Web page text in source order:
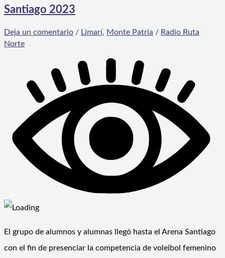
Santiago 2023
Deja un comentario / Limarí, Monte Patria / Radio Ruta
Norte
El grupo de alumnos y alumnas llegó hasta el Arena Santiago
con el fin de presenciar la competencia de voleibol femenino